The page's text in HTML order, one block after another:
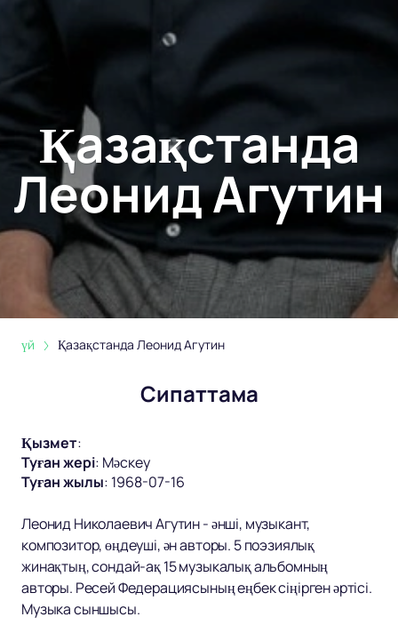
Қазақстанда
Леонид Агутин
үй Қазақстанда Леонид Агутин
Сипаттама
Қызмет:
Туған жері: Мәскеу
Туған жылы: 1968-07-16
Леонид Николаевич Агутин - әнші, музыкант,
композитор, өңдеуші, ән авторы. 5 поэзиялық
жинақтың, сондай-ақ 15 музыкалық альбомның
авторы. Ресей Федерациясының еңбек сіңірген әртісі.
Музыка сыншысы.